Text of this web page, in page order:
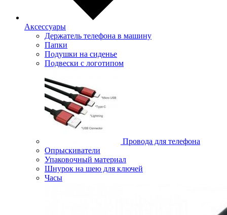
Аксессуары
Держатель телефона в машину
Папки
Подушки на сиденье
Подвески с логотипом
Провода для телефона
Опрыскиватели
Упаковочный материал
Шнурок на шею для ключей
Часы